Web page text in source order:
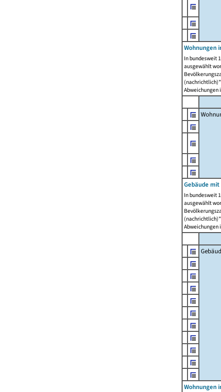
Wohnungen
In bundesweit
ausgewählt
Abweichungen
Gebäude
In bundesweit
ausgewählt
Abweichungen
Wohnungen